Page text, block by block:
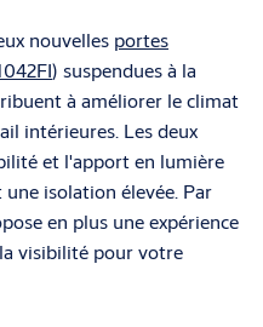
nouvelles portes
) suspendues à la
à améliorer le climat
intérieures. Les deux
et l'apport en lumière
isolation élevée. Par
en plus une expérience
visibilité pour votre